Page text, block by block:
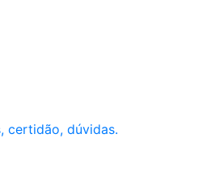
certidão, dúvidas.